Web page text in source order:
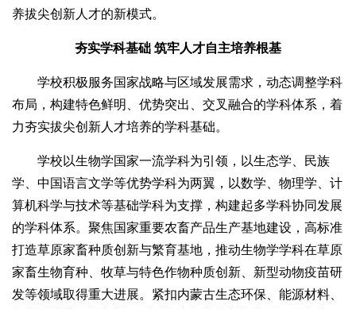
养拔尖创新人才的新模式。
夯实学科基础 筑牢人才自主培养根基
学校积极服务国家战略与区域发展需求，动态调整学科
布局，构建特色鲜明、优势突出、交叉融合的学科体系，着
力夯实拔尖创新人才培养的学科基础。
学校以生物学国家一流学科为引领，以生态学、民族
学、中国语言文学等优势学科为两翼，以数学、物理学、计
算机科学与技术等基础学科为支撑，构建起多学科协同发展
的学科体系。聚焦国家重要农畜产品生产基地建设，高标准
打造草原家畜种质创新与繁育基地，推动生物学学科在草原
家畜生物育种、牧草与特色作物种质创新、新型动物疫苗研
发等领域取得重大进展。紧扣内蒙古生态环保、能源材料、